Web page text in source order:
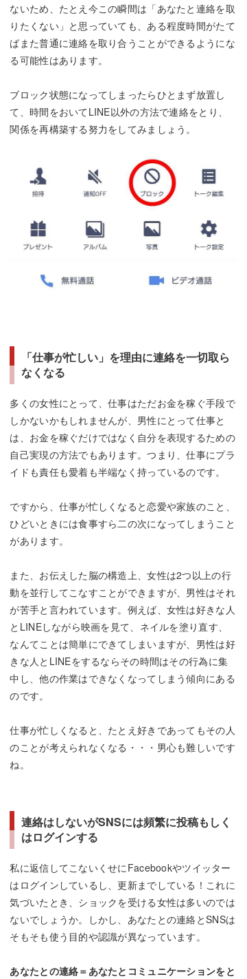
ないため、たとえ今この瞬間は「あなたと連絡を取
りたくない」と思っていても、ある程度時間がたて
ばまた普通に連絡を取り合うことができるようにな
る可能性はあります。
ブロック状態になってしまったらひとまず放置し
て、時間をおいてLINE以外の方法で連絡をとり、
関係を再構築する努力をしてみましょう。
「仕事が忙しい」を理由に連絡を一切取ら
なくなる
多くの女性にとって、仕事はただお金を稼ぐ手段で
しかないかもしれませんが、男性にとって仕事と
は、お金を稼ぐだけではなく自分を表現するための
自己実現の方法でもあります。つまり、仕事にプラ
イドも責任も愛着も半端なく持っているのです。
ですから、仕事が忙しくなると恋愛や家族のこと、
ひどいときには食事すら二の次になってしまうこと
があります。
また、お伝えした脳の構造上、女性は2つ以上の行
動を並行してこなすことができますが、男性はそれ
が苦手と言われています。例えば、女性は好きな人
とLINEしながら映画を見て、ネイルを塗り直す、
なんてことは簡単にできてしまいますが、男性は好
きな人とLINEをするならその時間はその行為に集
中し、他の作業はできなくなってしまう傾向にある
のです。
仕事が忙しくなると、たとえ好きであってもその人
のことが考えられなくなる・・・男心も難しいです
ね。
連絡はしないがSNSには頻繁に投稿もしく
はログインする
私に返信してこないくせにFacebookやツイッター
はログインしているし、更新までしている！これに
気づいたとき、ショックを受ける女性は多いのでは
ないでしょうか。しかし、あなたとの連絡とSNSは
そもそも使う目的や認識が異なっています。
あなたとの連絡＝あなたとコミュニケーションをと